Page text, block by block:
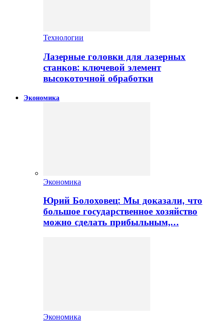
Технологии
Лазерные головки для лазерных
станков: ключевой элемент
высокоточной обработки
Экономика
Экономика
Юрий Болоховец: Мы доказали, что
большое государственное хозяйство
можно сделать прибыльным,…
Экономика